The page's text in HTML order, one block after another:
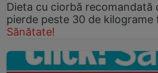
Dieta cu ciorbă recomandată
pierde peste 30 de
Sănătate!